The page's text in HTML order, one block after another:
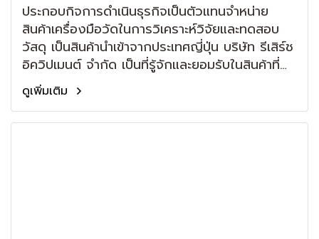
ประกอบกิจการดำเนินธุรกิจเป็นตัวแทนจำหน่าย
สินค้าเครื่องมือวัดในการวิเคราะห์วิจัยและทดสอบ
วัสดุ เป็นสินค้านำเข้าจากประเทศญี่ปุ่น บริษัท รีเสิร์ช
อิควิปเมนต์ จำกัด เป็นที่รู้จักและยอมรับในสินค้าที่
จำหน่ายให้กับลูกค้าที่มีอยู่ใน หน่วยงานราชการ
สถาบันการศึกษา และ บริษัทเอกชน ทั่วประเทศ
ดูเพิ่มเติม